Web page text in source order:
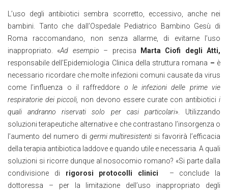
L’uso degli antibiotici sembra scorretto, eccessivo, anche nei
bambini. Tanto che dall’Ospedale Pediatrico Bambino Gesù di
Roma raccomandano, non senza allarme, di evitarne l’uso
inappropriato. «Ad esempio – precisa Marta Ciofi degli Atti,
responsabile dell’Epidemiologia Clinica della struttura romana – è
necessario ricordare che molte infezioni comuni causate da virus
come l’influenza o il raffreddore o le infezioni delle prime vie
respiratorie dei piccoli, non devono essere curate con antibiotici i
quali andranno riservati solo per casi particolari».
Utilizzando
soluzioni terapeutiche alternative e che contrastano l’insorgenza o
l’aumento del numero di germi multiresistenti si favorirà l’efficacia
della terapia antibiotica laddove e quando utile e necessaria A quali
soluzioni si ricorre dunque al nosocomio romano? «Si parte dalla
condivisione di rigorosi protocolli clinici
– conclude la
dottoressa – per la limitazione dell’uso inappropriato degli